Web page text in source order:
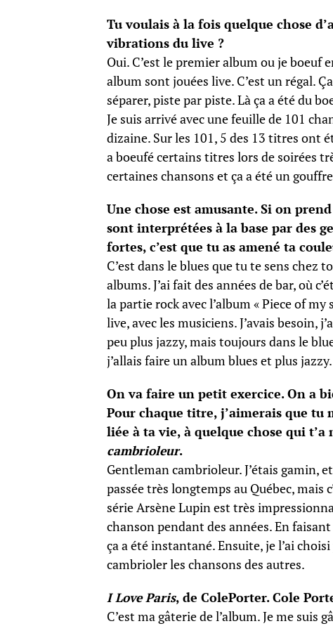
Tu voulais à la fois quelque chose
vibrations du live ?
Oui. C’est le premier album ou je boeuf
album sont jouées live. C’est un régal.
séparer, piste par piste. Là ça a été du
Je suis arrivé avec une feuille de 101
dizaine. Sur les 101, 5 des 13 titres ont
a boeufé certains titres lors de soirées
certaines chansons et ça a été un
Une chose est amusante. Si on
sont interprétées à la base par des
fortes, c’est que tu as amené ta
C’est dans le blues que tu te sens chez
albums. J’ai fait des années de bar, où
la partie rock avec l’album « Piece of
live, avec les musiciens. J’avais besoin,
peu plus jazzy, mais toujours dans le
j’allais faire un album blues et plus
On va faire un petit exercice. On a
Pour chaque titre, j’aimerais que tu
liée à ta vie, à quelque chose qui
cambrioleur.
Gentleman cambrioleur. J’étais gamin,
passée très longtemps au Québec, mais
série Arsène Lupin est très
chanson pendant des années. En
ça a été instantané. Ensuite, je l’ai
cambrioler les chansons des autres.
I Love Paris, de ColePorter. Cole
C’est ma gâterie de l’album. Je me suis